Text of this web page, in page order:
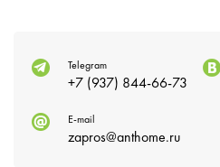
Telegram
+7 (937) 844-66-73
E-mail
zapros@anthome.ru